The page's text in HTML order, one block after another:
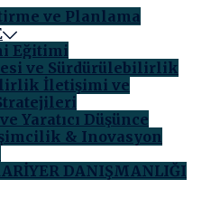
ve Planlama
Eğitimi
ve Sürdürülebilirlik
İletişimi ve
Yaratıcı Düşünce
& Inovasyon
DANIŞMANLIĞI